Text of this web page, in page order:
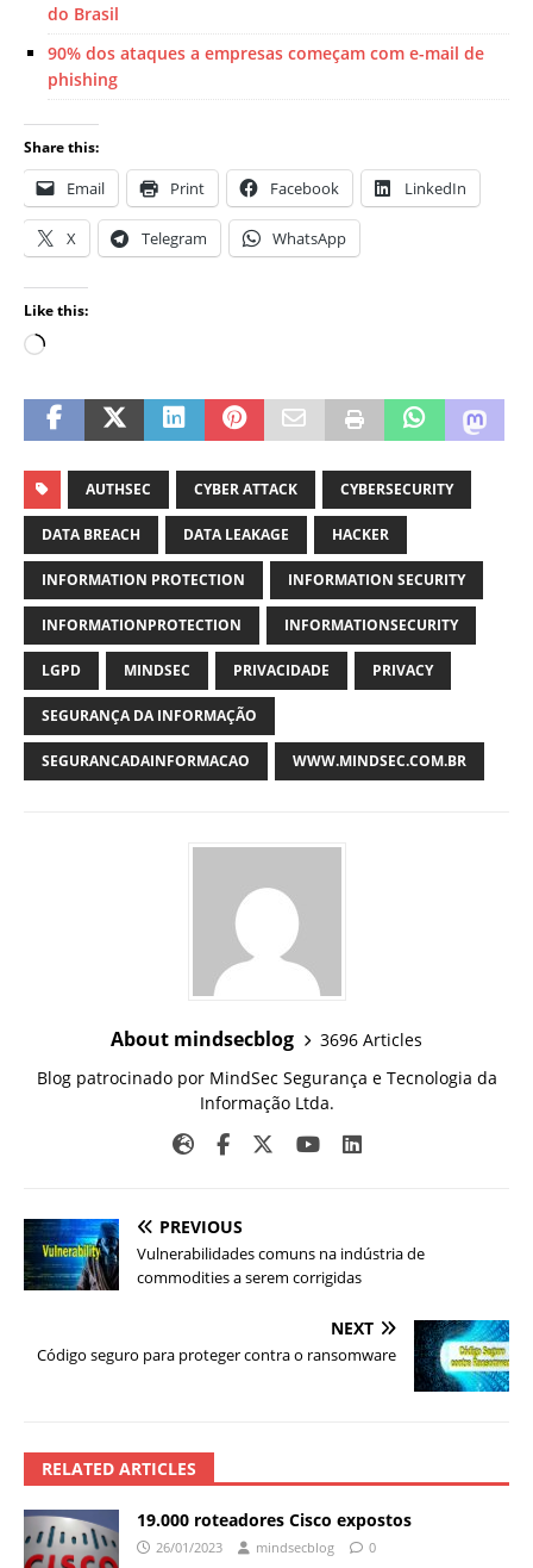
do Brasil
90% dos ataques a empresas começam com e-mail de
phishing
Share this:
Email Print Facebook LinkedIn
X Telegram WhatsApp
Like this:
AUTHSEC CYBER ATTACK CYBERSECURITY
DATA BREACH DATA LEAKAGE HACKER
INFORMATION PROTECTION INFORMATION SECURITY
INFORMATIONPROTECTION INFORMATIONSECURITY
LGPD MINDSEC PRIVACIDADE PRIVACY
SEGURANÇA DA INFORMAÇÃO
SEGURANCADAINFORMACAO WWW.MINDSEC.COM.BR
About mindsecblog
3696 Articles
Blog patrocinado por MindSec Segurança e Tecnologia da
Informação Ltda.
PREVIOUS
Vulnerabilidades comuns na indústria de
commodities a serem corrigidas
NEXT
Código seguro para proteger contra o ransomware
RELATED ARTICLES
19.000 roteadores Cisco expostos
26/01/2023 mindsecblog 0